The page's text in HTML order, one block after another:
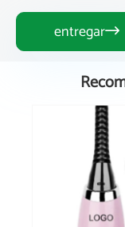
entregar